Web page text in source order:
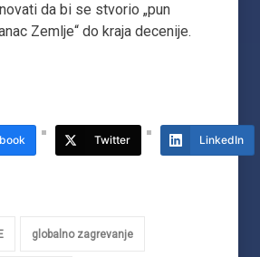
da bi se stvorio „pun
Zemlje“ do kraja decenije.
Twitter LinkedIn
globalno zagrevanje